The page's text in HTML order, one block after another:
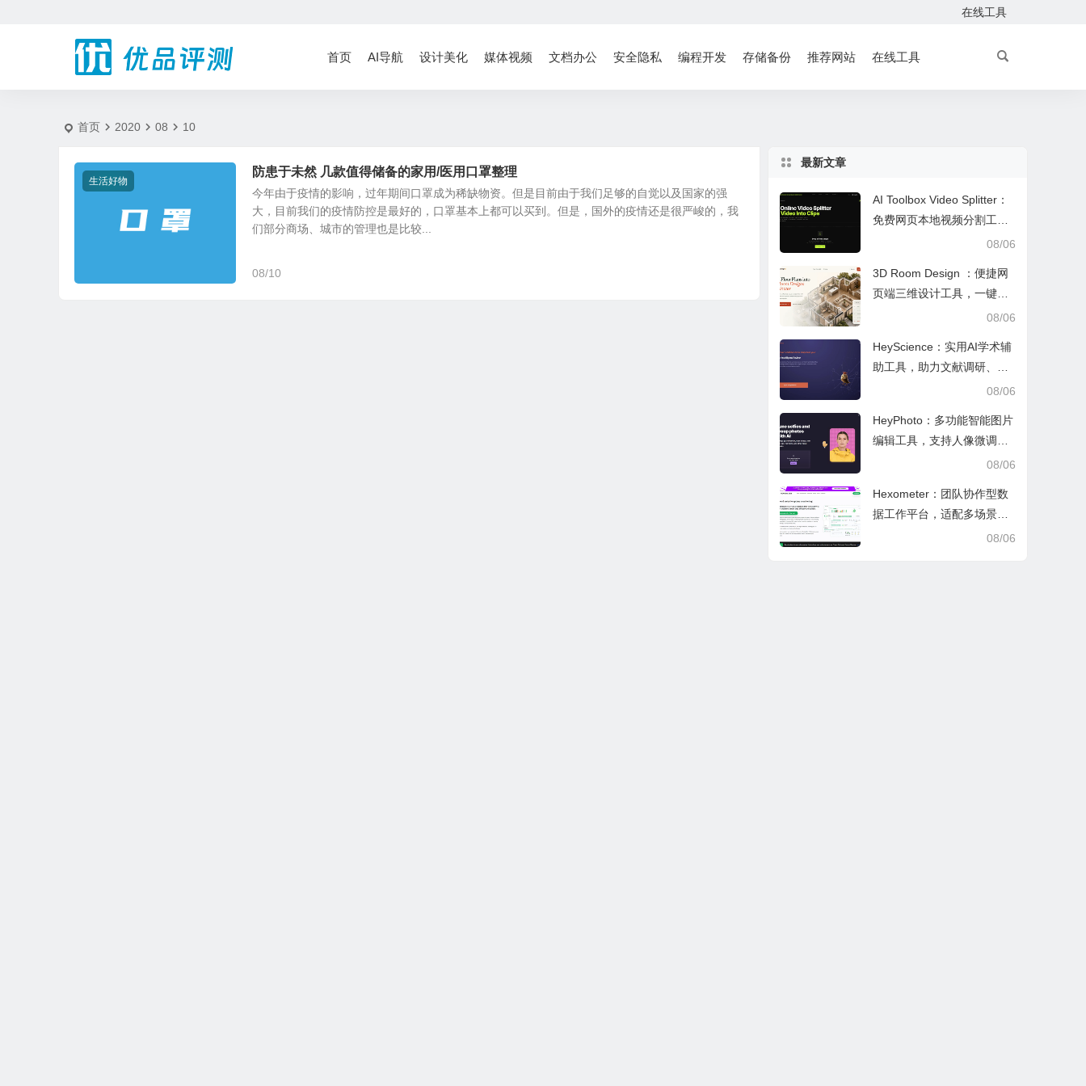
在线工具
首页 AI导航 设计美化 媒体视频 文档办公 安全隐私 编程开发 存储备份 推荐网站 在线工具
首页 2020 08 10
生活好物
防患于未然 几款值得储备的家用/医用口罩整理
今年由于疫情的影响，过年期间口罩成为稀缺物资。但是目前由于我们足够的自觉以及国家的强
大，目前我们的疫情防控是最好的，口罩基本上都可以买到。但是，国外的疫情还是很严峻的，我
们部分商场、城市的管理也是比较...
08/10
最新文章
AI Toolbox Video Splitter：
免费网页本地视频分割工
具，多模式裁切高清视频且
08/06
3D Room Design ：便捷网
页端三维设计工具，一键户
型建模、实时改色布景助力
08/06
HeyScience：实用AI学术辅
助工具，助力文献调研、论
文审阅与日常学业研究工作
08/06
HeyPhoto：多功能智能图片
编辑工具，支持人像微调、
艺术创作与日常隐私防护08/06
Hexometer：团队协作型数
据工作平台，适配多场景数
据分析、高效办公与企业安
08/06